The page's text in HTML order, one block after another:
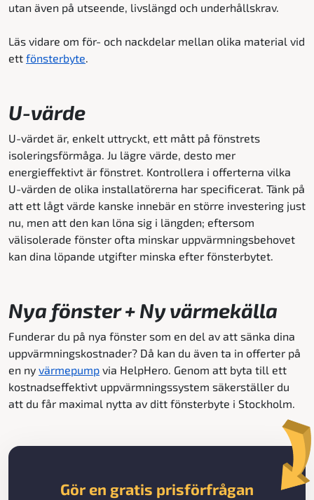
utan även på utseende, livslängd och underhållskrav.
Läs vidare om för- och nackdelar mellan olika material vid
ett fönsterbyte.
U-värde
U-värdet är, enkelt uttryckt, ett mått på fönstrets
isoleringsförmåga. Ju lägre värde, desto mer
energieffektivt är fönstret. Kontrollera i offerterna vilka
U-värden de olika installatörerna har specificerat. Tänk på
att ett lågt värde kanske innebär en större investering just
nu, men att den kan löna sig i längden; eftersom
välisolerade fönster ofta minskar uppvärmningsbehovet
kan dina löpande utgifter minska efter fönsterbytet.
Nya fönster + Ny värmekälla
Funderar du på nya fönster som en del av att sänka dina
uppvärmningskostnader? Då kan du även ta in offerter på
en ny värmepump via HelpHero. Genom att byta till ett
kostnadseffektivt uppvärmningssystem säkerställer du
att du får maximal nytta av ditt fönsterbyte i Stockholm.
Gör en gratis prisförfrågan